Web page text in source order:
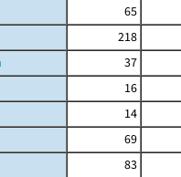
65
218
37
16
14
69
83